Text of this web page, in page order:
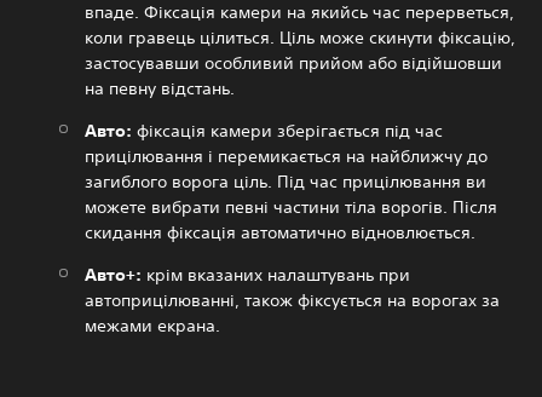
впаде. Фіксація камери на якийсь час перерветься,
коли гравець цілиться. Ціль може скинути фіксацію,
застосувавши особливий прийом або відійшовши
на певну відстань.
Авто: фіксація камери зберігається під час
прицілювання і перемикається на найближчу до
загиблого ворога ціль. Під час прицілювання ви
можете вибрати певні частини тіла ворогів. Після
скидання фіксація автоматично відновлюється.
Авто+: крім вказаних налаштувань при
автоприцілюванні, також фіксується на ворогах за
межами екрана.